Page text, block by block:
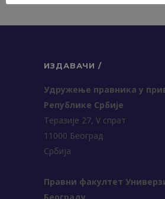
ИЗДАВАЧИ /
Удружење правника у
Републике Србије
Теразије 27, V спрат
11000 Београд
Србија
Правни факултет